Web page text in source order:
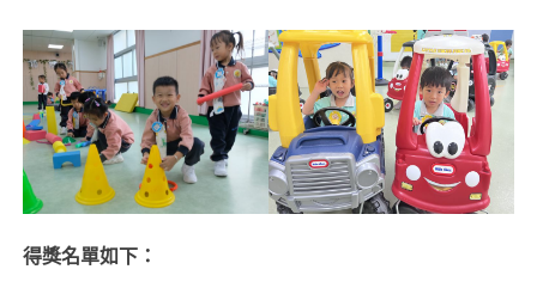
得獎名單如下：